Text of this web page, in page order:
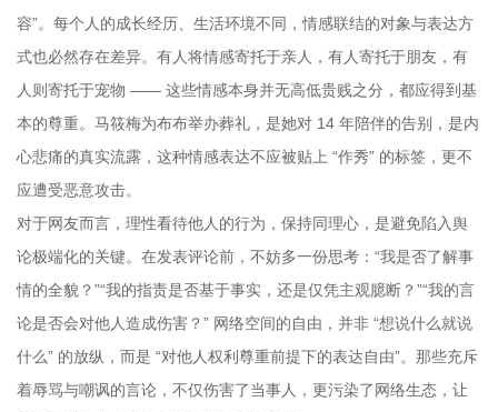
容”。每个人的成长经历、生活环境不同，情感联结的对象与表达方
式也必然存在差异。有人将情感寄托于亲人，有人寄托于朋友，有
人则寄托于宠物 —— 这些情感本身并无高低贵贱之分，都应得到基
本的尊重。马筱梅为布布举办葬礼，是她对 14 年陪伴的告别，是内
心悲痛的真实流露，这种情感表达不应被贴上 “作秀” 的标签，更不
应遭受恶意攻击。
对于网友而言，理性看待他人的行为，保持同理心，是避免陷入舆
论极端化的关键。在发表评论前，不妨多一份思考：“我是否了解事
情的全貌？”“我的指责是否基于事实，还是仅凭主观臆断？”“我的言
论是否会对他人造成伤害？” 网络空间的自由，并非 “想说什么就说
什么” 的放纵，而是 “对他人权利尊重前提下的表达自由”。那些充斥
着辱骂与嘲讽的言论，不仅伤害了当事人，更污染了网络生态，让